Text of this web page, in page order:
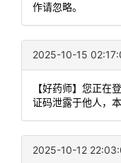
作请忽略。
2025-10-15
【好药师】您正在
证码泄露于他人，
2025-10-12